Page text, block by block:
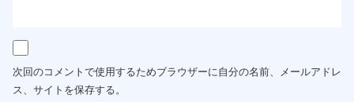
次回のコメントで使用するためブラウザーに自分の名前、メールアドレ
ス、サイトを保存する。